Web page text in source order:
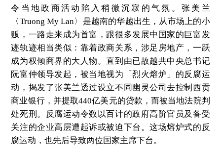
令当地政商活动陷入稍微沉寂的气氛。张美兰
〈Truong My Lan〉是越南的华越出生，从市场上的小
贩，一路走来成为首富，跟很多发展中国家的巨富发
迹轨迹相当类似：靠着政商关系，涉足房地产，一跃
成为权倾商界的大人物。直到由已故越共中央总书记
阮富仲领导发起，被当地视为「烈火熔炉」的反腐运
动，揭发了张美兰透过设立不同幽灵公司去控制西贡
商业银行，并提取440亿美元的贷款，而被当地法院判
处死刑。反腐运动令数以百计的政府高阶官员及备受
关注的企业高层遭起诉或被迫下台。这场熔炉式的反
腐运动，也先后导致两位国家主席下台。